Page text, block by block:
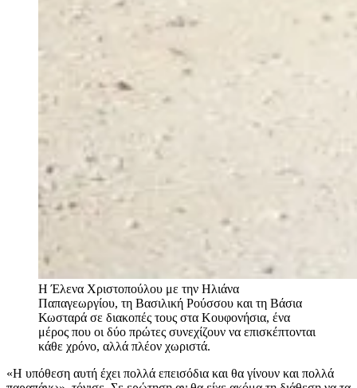
Η Έλενα Χριστοπούλου με την Ηλιάνα
Παπαγεωργίου, τη Βασιλική Ρούσσου και τη Βάσια
Κωσταρά σε διακοπές τους στα Κουφονήσια, ένα
μέρος που οι δύο πρώτες συνεχίζουν να επισκέπτονται
κάθε χρόνο, αλλά πλέον χωριστά.
«Η υπόθεση αυτή έχει πολλά επεισόδια και θα γίνουν και πολλά